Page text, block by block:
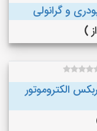
و گرانولی
الکتروموتور